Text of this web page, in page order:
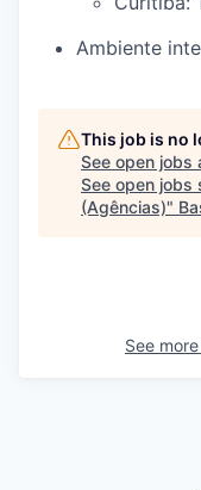
Ambiente
This job is no
See open jobs
See open jobs
(Agências)"
See